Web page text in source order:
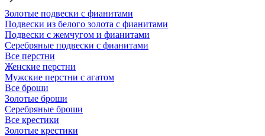
Золотые подвески с фианитами
Подвески из белого золота с фианитами
Подвески с жемчугом и фианитами
Серебряные подвески с фианитами
Все перстни
Женские перстни
Мужские перстни с агатом
Все броши
Золотые броши
Серебряные броши
Все крестики
Золотые крестики